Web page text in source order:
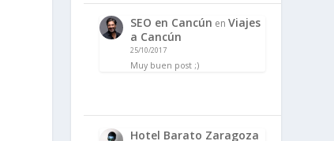
SEO en Cancún en Viajes
a Cancún
25/10/2017
Muy buen post ;)
Hotel Barato Zaragoza